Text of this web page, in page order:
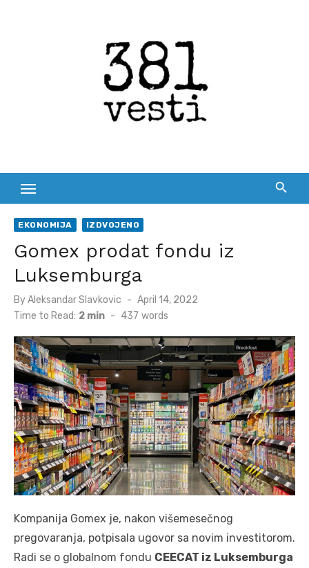
EKONOMIJA IZDVOJENO
Gomex prodat fondu iz
Luksemburga
ByAleksandar Slavkovic
Posted
on
April 14, 2022
Time to Read: 2 min - 437 words
Kompanija Gomex je, nakon višemesečnog
pregovaranja, potpisala ugovor sa novim investitorom.
Radi se o globalnom fondu CEECAT iz Luksemburga